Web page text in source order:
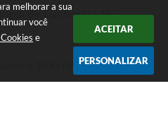
melhorar a sua
você
e
ACEITAR
PERSONALIZAR
de Taiobeiras - MG
3.5.3 - 19/06/2026